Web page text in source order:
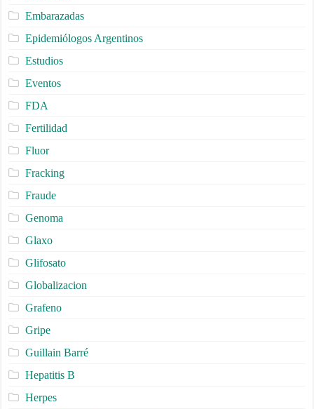
Embarazadas
Epidemiólogos Argentinos
Estudios
Eventos
FDA
Fertilidad
Fluor
Fracking
Fraude
Genoma
Glaxo
Glifosato
Globalizacion
Grafeno
Gripe
Guillain Barré
Hepatitis B
Herpes